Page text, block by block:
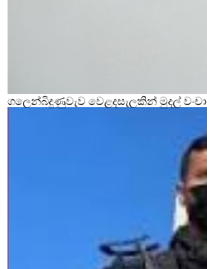
ගලෙන්බිදුණුවැව වෙළදසැලකින් මුදල්